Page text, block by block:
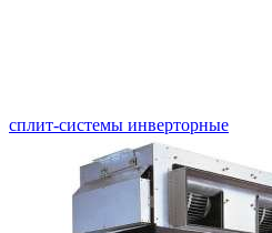
сплит-системы инверторные